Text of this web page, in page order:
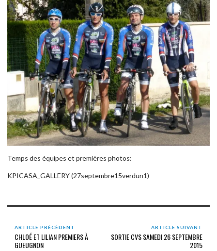
Temps des équipes et premières photos:
KPICASA_GALLERY (27septembre15verdun1)
ARTICLE PRÉCÉDENT
CHLOÉ ET LILIAN PREMIERS À
GUEUGNON
ARTICLE SUIVANT
SORTIE CVS SAMEDI 26 SEPTEMBRE
2015